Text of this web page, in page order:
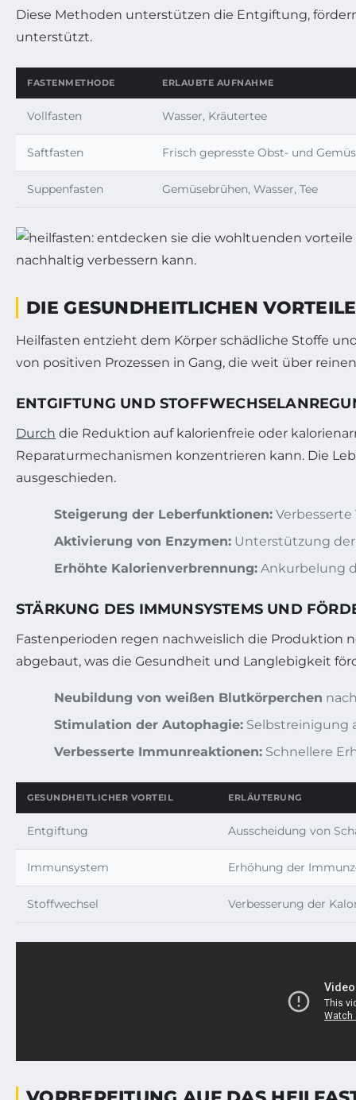
Diese Methoden unterstützen die Entgiftung,
unterstützt.
FASTENMETHODE ERLAUBTE AUFNAHME
Vollfasten Wasser, Kräutertee
Saftfasten Frisch gepresste Obst- und
Suppenfasten Gemüsebrühen, Wasser, Tee
DIE GESUNDHEITLICHEN
Heilfasten entzieht dem Körper schädliche Stoffe
von positiven Prozessen in Gang, die weit über
ENTGIFTUNG UND
Durch die Reduktion auf kalorienfreie oder
Reparaturmechanismen konzentrieren kann. Die
ausgeschieden.
Steigerung der Leberfunktionen:
Aktivierung von Enzymen: Unterstützung
Erhöhte Kalorienverbrennung: Ankurbelung
STÄRKUNG DES IMMUNSYSTEMS UND
Fastenperioden regen nachweislich die Produktion
abgebaut, was die Gesundheit und Langlebigkeit
Neubildung von weißen Blutkörperchen
Stimulation der Autophagie: Selbstreinigung
Verbesserte Immunreaktionen: Schnellere
GESUNDHEITLICHER VORTEIL ERLÄUTERUNG
Entgiftung Ausscheidung von
Immunsystem Erhöhung der
Stoffwechsel Verbesserung der